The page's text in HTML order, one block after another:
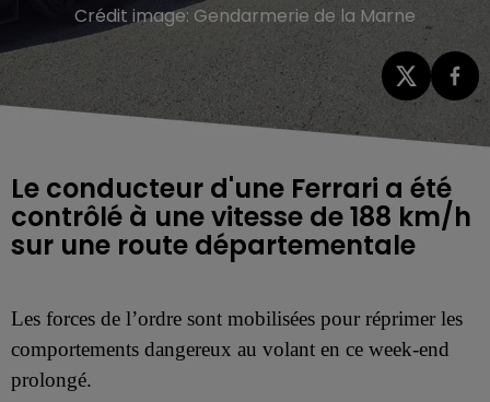
Crédit image: Gendarmerie de la Marne
Le conducteur d'une Ferrari a été
contrôlé à une vitesse de 188 km/h
sur une route départementale
Les forces de l’ordre sont mobilisées pour réprimer les
comportements dangereux au volant en ce week-end
prolongé.